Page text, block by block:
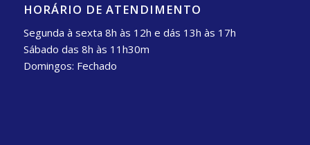
HORÁRIO DE ATENDIMENTO
Segunda à sexta 8h às 12h e dás 13h às 17h
Sábado das 8h às 11h30m
Domingos: Fechado